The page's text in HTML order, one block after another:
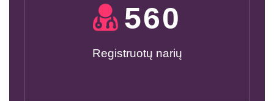
600
Registruotų narių